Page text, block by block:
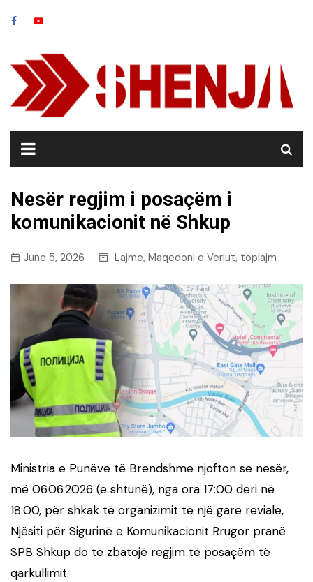
Nesër regjim i posaçëm i
komunikacionit në Shkup
June 5, 2026 Lajme, Maqedoni e Veriut, toplajm
Ministria e Punëve të Brendshme njofton se nesër,
më 06.06.2026 (e shtunë), nga ora 17:00 deri në
18:00, për shkak të organizimit të një gare reviale,
Njësiti për Sigurinë e Komunikacionit Rrugor pranë
SPB Shkup do të zbatojë regjim të posaçëm të
qarkullimit.